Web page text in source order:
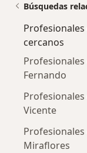
Búsquedas
cercanos
Fernando
Vicente
Miraflores